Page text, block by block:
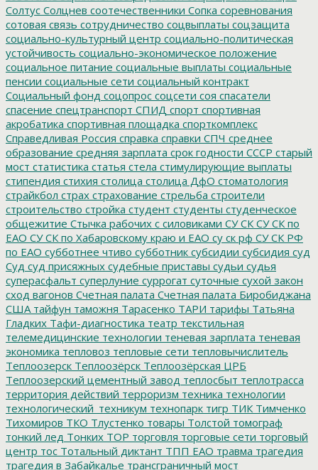
Солтус Солцнев соотечественники Сопка соревнования
сотовая связь сотрудничество соцвыплаты соцзащита
социально-культурный центр социально-политическая
устойчивость социально-экономическое положение
социальное питание социальные выплаты социальные
пенсии социальные сети социальный контракт
Социальный фонд соцопрос соцсети соя спасатели
спасение спецтранспорт СПИД спорт спортивная
акробатика спортивная площадка спорткомплекс
Справедливая Россия справка справки СПЧ среднее
образование средняя зарплата срок годности СССР старый
мост статистика статья стела стимулирующие выплаты
стипендия стихия столица столица ДфО стоматология
страйкбол страх страхование стрельба строители
строительство стройка студент студенты студенческое
общежитие Стычка рабочих с силовиками СУ СК СУ СК по
ЕАО СУ СК по Хабаровскому краю и ЕАО су ск рф СУ СК РФ
по ЕАО субботнее чтиво субботник субсидии субсидия суд
Суд суд присяжных судебные приставы судьи судья
суперасфальт суперлуние суррогат суточные сухой закон
сход вагонов Счетная палата Счетная палата Биробиджана
США тайфун таможня Тарасенко ТАРИ тарифы Татьяна
Гладких Тафи-диагностика театр текстильная
телемедицинские технологии теневая зарплата теневая
экономика тепловоз тепловые сети тепловычислитель
Теплоозерск Теплоозёрск Теплоозёрская ЦРБ
Теплоозерский цементный завод теплосбыт теплотрасса
территория действий терроризм техника технологии
технологический_техникум технопарк тигр ТИК Тимченко
Тихомиров ТКО Тлустенко товары Толстой томограф
тонкий лед Тонких ТОР торговля торговые сети торговый
центр тос Тотальный диктант ТПП ЕАО травма трагедия
трагедия в Забайкалье трансграничный мост